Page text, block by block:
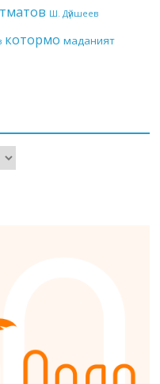
Ш. Дүйшеев
котормо маданият